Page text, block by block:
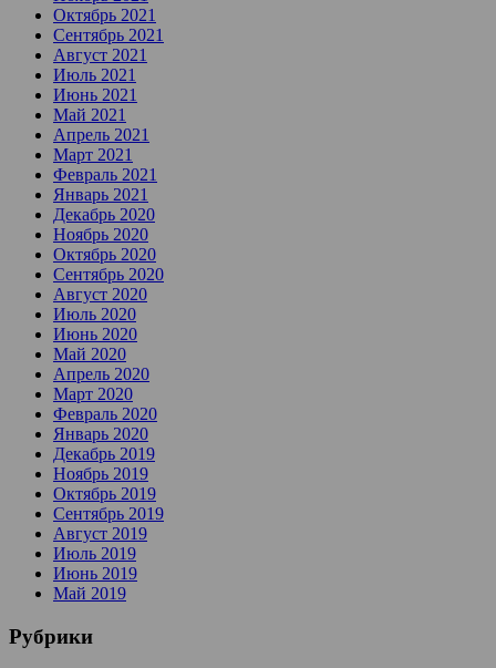
Октябрь 2021
Сентябрь 2021
Август 2021
Июль 2021
Июнь 2021
Май 2021
Апрель 2021
Март 2021
Февраль 2021
Январь 2021
Декабрь 2020
Ноябрь 2020
Октябрь 2020
Сентябрь 2020
Август 2020
Июль 2020
Июнь 2020
Май 2020
Апрель 2020
Март 2020
Февраль 2020
Январь 2020
Декабрь 2019
Ноябрь 2019
Октябрь 2019
Сентябрь 2019
Август 2019
Июль 2019
Июнь 2019
Май 2019
Рубрики